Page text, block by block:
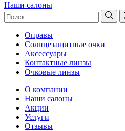
Наши салоны
Оправы
Солнцезащитные очки
Аксессуары
Контактные линзы
Очковые линзы
О компании
Наши салоны
Акции
Услуги
Отзывы